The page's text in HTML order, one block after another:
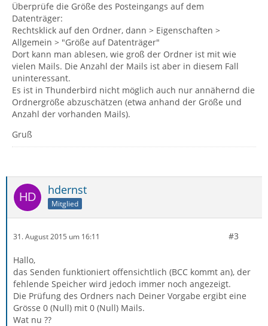
Überprüfe die Größe des Posteingangs auf dem
Datenträger:
Rechtsklick auf den Ordner, dann > Eigenschaften >
Allgemein > "Größe auf Datenträger"
Dort kann man ablesen, wie groß der Ordner ist mit wie
vielen Mails. Die Anzahl der Mails ist aber in diesem Fall
uninteressant.
Es ist in Thunderbird nicht möglich auch nur annähernd die
Ordnergröße abzuschätzen (etwa anhand der Größe und
Anzahl der vorhanden Mails).
Gruß
hdernst
Mitglied
31. August 2015 um 16:11 #3
Hallo,
das Senden funktioniert offensichtlich (BCC kommt an), der
fehlende Speicher wird jedoch immer noch angezeigt.
Die Prüfung des Ordners nach Deiner Vorgabe ergibt eine
Grösse 0 (Null) mit 0 (Null) Mails.
Wat nu ??